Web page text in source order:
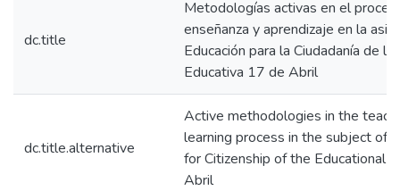
dc.title
Metodologías activas en el
enseñanza y aprendizaje en la
Educación para la Ciudadanía de la
Educativa 17 de Abril
dc.title.alternative
Active methodologies in the
learning process in the subject of
for Citizenship of the Educational
Abril